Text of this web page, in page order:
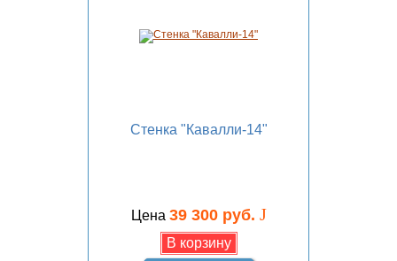
Стенка "Кавалли-14"
Цена 39 300 руб. J